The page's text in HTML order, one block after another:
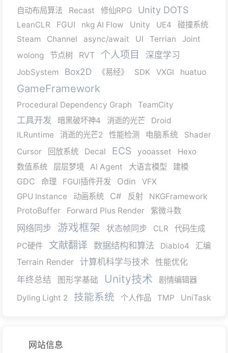
自动布局算法
Recast 修仙RPG Unity DOTS
LeanCLR FGUI nkg AI Flow Unity UE4
碰撞系统
Steam
Channel async/await UI Terrian
Joint
wolong
节点树 RVT 个人项目 深度学习
JobSystem Box2D 《易经》 SDK VXGI huatuo
GameFramework
Procedural Dependency Graph TeamCity
工具开发 暗黑破坏神4 消逝的光芒
Droid
ILRuntime
消逝的光芒2 性能检测 电脑系统
Shader
Cursor
回放系统 Decal ECS yooasset
Hexo
数值系统
层层梦境 AI Agent 大语言模型 建模
GDC 命理 FGUI插件开发 Odin
VFX
GPU Instance
动画系统 C# 反射
NKGFramework
ProtoBuffer
Forward Plus Render 紫微斗数
网络同步 游戏框架 状态帧同步 CLR
代码生成
PC硬件
文献翻译 数据结构和算法 Diablo4 汇编
Terrain Render 计算机科学与技术 性能优化
年终总结 图形学基础 Unity技术
剧情编辑器
Dyling Light 2
技能系统 个人作品 TMP UniTask
网站信息